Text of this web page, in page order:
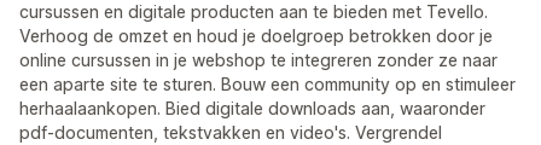
cursussen en digitale producten aan te bieden met Tevello.
Verhoog de omzet en houd je doelgroep betrokken door je
online cursussen in je webshop te integreren zonder ze naar
een aparte site te sturen. Bouw een community op en stimuleer
herhaalaankopen. Bied digitale downloads aan, waaronder
pdf-documenten, tekstvakken en video's. Vergrendel